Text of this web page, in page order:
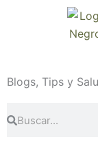
Blogs, Tips y